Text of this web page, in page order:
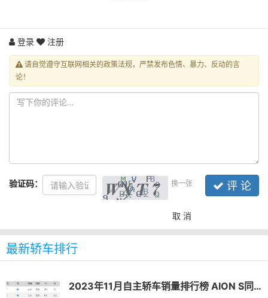
登录 注册
请自觉遵守互联网相关的政策法规，严禁发布色情、暴力、反动的言
论！
验证码： 换一张 评 论
取 消
最新轿车排行
2023年11月自主轿车销量排行榜 AION S同比下降20%